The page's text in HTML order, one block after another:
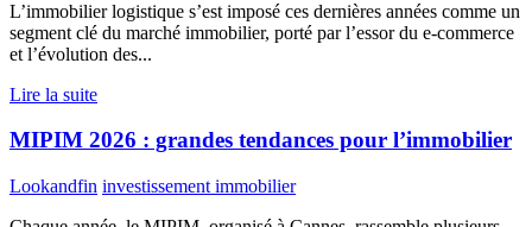
L’immobilier logistique s’est imposé ces dernières années comme un
segment clé du marché immobilier, porté par l’essor du e-commerce
et l’évolution des...
Lire la suite
MIPIM 2026 : grandes tendances pour l’immobilier
Lookandfin investissement immobilier